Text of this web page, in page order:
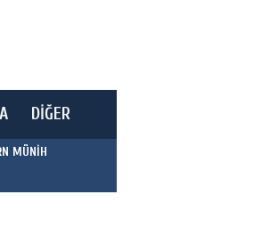
DİĞER
MÜNİH